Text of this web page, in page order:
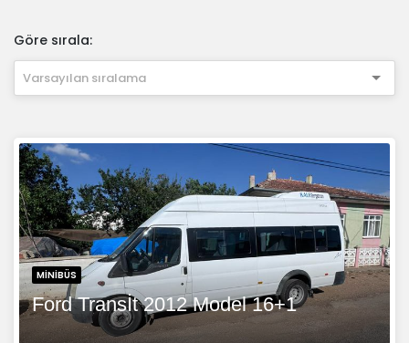
Göre sırala:
Varsayılan sıralama
MINIBÜS
Ford Transİt 2012 Model 16+1